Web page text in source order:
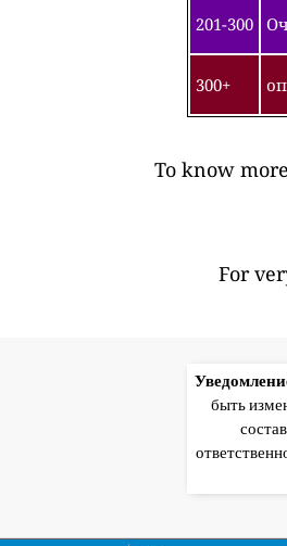
201-300
300+
To know
For
быть